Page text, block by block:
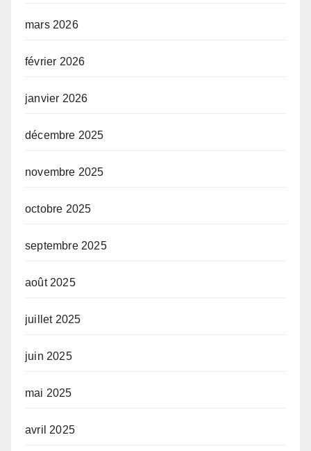
mars 2026
février 2026
janvier 2026
décembre 2025
novembre 2025
octobre 2025
septembre 2025
août 2025
juillet 2025
juin 2025
mai 2025
avril 2025